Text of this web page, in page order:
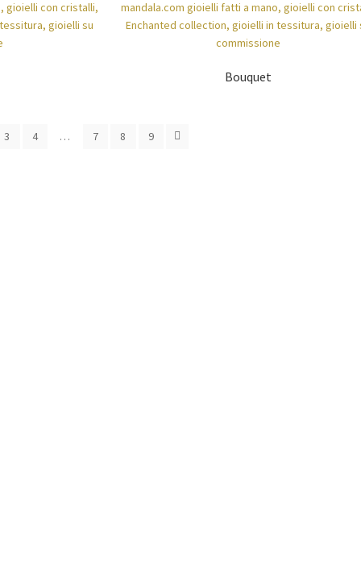
Bouquet
3 4 … 7 8 9